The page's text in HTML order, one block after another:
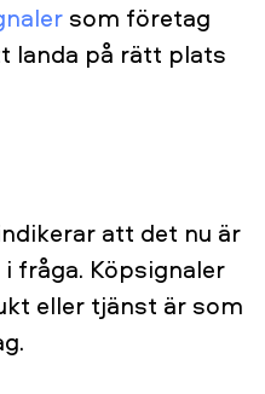
som företag
landa på rätt plats
att det nu är
fråga. Köpsignaler
eller tjänst är som